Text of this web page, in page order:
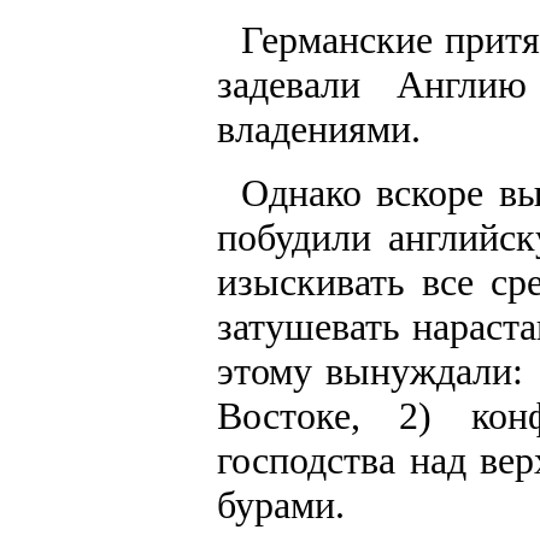
Германские
задевали
владениями.
Однако вскоре
побудили
изыскивать все
затушевать
этому вынуждали:
Востоке, 2)
господства над
бурами.